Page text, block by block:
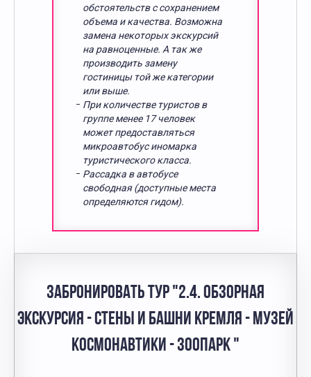
обстоятельств с сохранением
объема и качества. Возможна
замена некоторых экскурсий
на равноценные. А так же
производить замену
гостиницы той же категории
или выше.
При количестве туристов в
группе менее 17 человек
может предоставляться
микроавтобус иномарка
туристического класса.
Рассадка в автобусе
свободная (доступные места
определяются гидом).
ЗАБРОНИРОВАТЬ ТУР "2.4. ОБЗОРНАЯ
ЭКСКУРСИЯ - СТЕНЫ И БАШНИ КРЕМЛЯ - МУЗЕЙ
КОСМОНАВТИКИ - ЗООПАРК "